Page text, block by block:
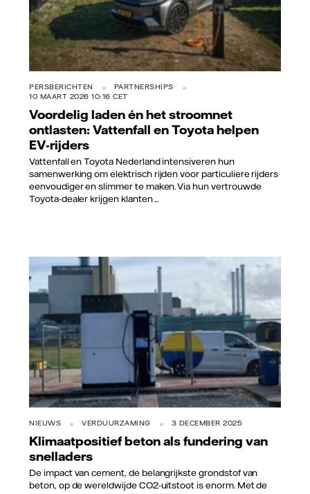
PERSBERICHTEN
PARTNERSHIPS
10 MAART 2026 10:16 CET
Voordelig laden én het stroomnet
ontlasten: Vattenfall en Toyota helpen
EV-rijders
Vattenfall en Toyota Nederland intensiveren hun
samenwerking om elektrisch rijden voor particuliere rijders
eenvoudiger en slimmer te maken. Via hun vertrouwde
Toyota-dealer krijgen klanten ...
NIEUWS VERDUURZAMING 3 DECEMBER 2025
Klimaatpositief beton als fundering van
snelladers
De impact van cement, de belangrijkste grondstof van
beton, op de wereldwijde CO2-uitstoot is enorm. Met de